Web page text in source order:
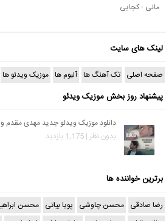
مانی - کجایی
لینک های سایت
صفحه اصلی تک آهنگ ها آلبوم ها موزیک ویدئو ها
پیشنهاد روز بخش موزیک ویدئو
دانلود موزیک ویدئو جدید مهدی مقدم
بدون نظر | 1,175 بازدید
برترین خواننده ها
رضا صادقی محسن چاوشی پویا بیاتی محسن